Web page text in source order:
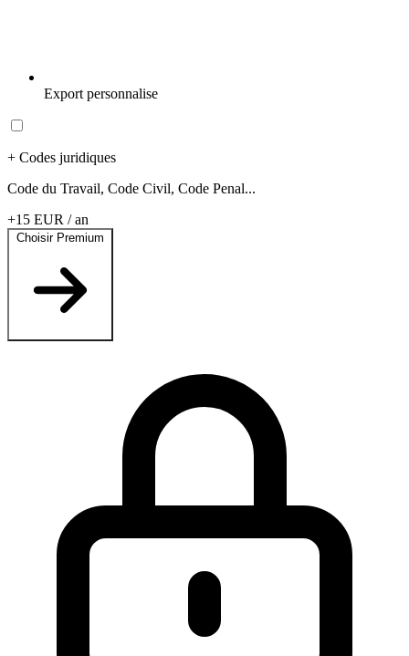
Export personnalise
+ Codes juridiques
Code du Travail, Code Civil, Code Penal...
+15 EUR / an
Choisir Premium